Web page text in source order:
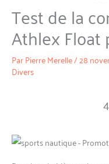
Test de la
Athlex
ParPierre Merelle/28
Divers